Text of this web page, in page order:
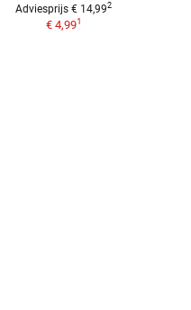
Adviesprijs € 14,992
€ 4,991